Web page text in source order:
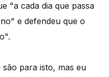
"a cada dia que passa
e defendeu que o
para isto, mas eu